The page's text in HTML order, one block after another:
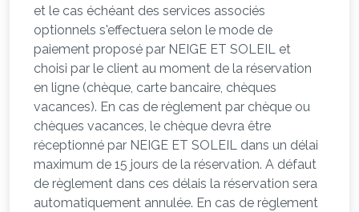
et le cas échéant des services associés
optionnels s'effectuera selon le mode de
paiement proposé par NEIGE ET SOLEIL et
choisi par le client au moment de la réservation
en ligne (chèque, carte bancaire, chèques
vacances). En cas de règlement par chèque ou
chèques vacances, le chèque devra être
réceptionné par NEIGE ET SOLEIL dans un délai
maximum de 15 jours de la réservation. A défaut
de règlement dans ces délais la réservation sera
automatiquement annulée. En cas de règlement